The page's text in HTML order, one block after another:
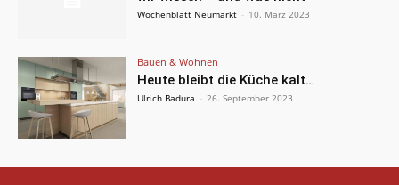
Wochenblatt Neumarkt - 10. März 2023
Bauen & Wohnen
Heute bleibt die Küche kalt…
Ulrich Badura - 26. September 2023